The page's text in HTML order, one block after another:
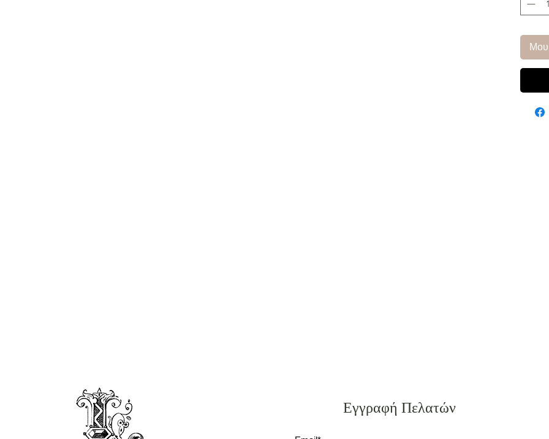
Μου
Εγγραφή Πελατών